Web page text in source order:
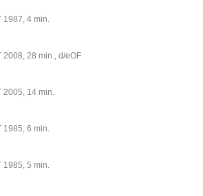
1987, 4 min.
2008, 28 min., d/eOF
2005, 14 min.
1985, 6 min.
1985, 5 min.